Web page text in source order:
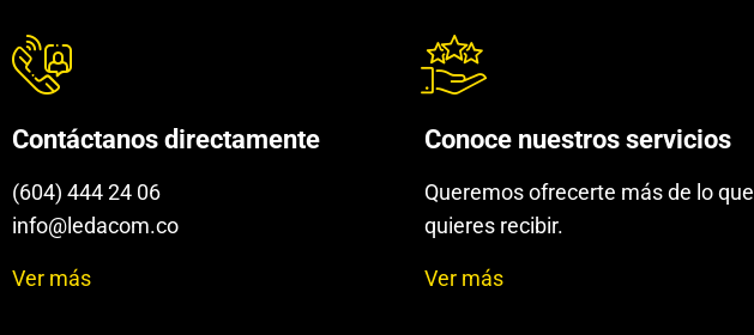
Contáctanos directamente
(604) 444 24 06
info@ledacom.co
Ver más
Conoce nuestros servicios
Queremos ofrecerte más de lo que
quieres recibir.
Ver más